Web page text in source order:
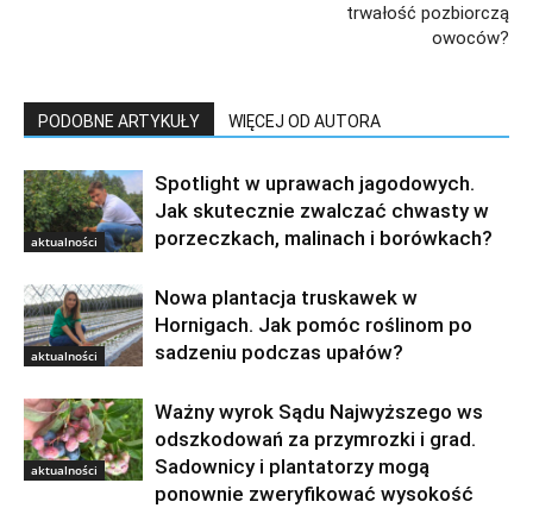
trwałość pozbiorczą
owoców?
PODOBNE ARTYKUŁY WIĘCEJ OD AUTORA
aktualności
Spotlight w uprawach jagodowych.
Jak skutecznie zwalczać chwasty w
porzeczkach, malinach i borówkach?
aktualności
Nowa plantacja truskawek w
Hornigach. Jak pomóc roślinom po
sadzeniu podczas upałów?
aktualności
Ważny wyrok Sądu Najwyższego ws
odszkodowań za przymrozki i grad.
Sadownicy i plantatorzy mogą
ponownie zweryfikować wysokość